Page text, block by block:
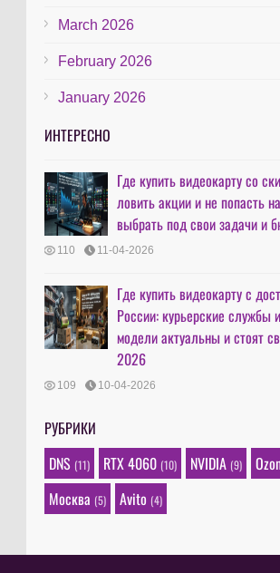
March 2026
February 2026
January 2026
ИНТЕРЕСНО
Где купить видеокарту со
ловить акции и не попасть
выбрать под свои задачи и
110 11-04-2026
Где купить видеокарту с
России: курьерские службы
модели актуальны и стоят
2026
109 10-04-2026
РУБРИКИ
DNS (11) RTX 4060 (10) NVIDIA (9)
Москва (5) Avito (4)